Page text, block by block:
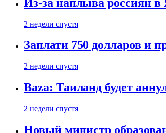
Из-за наплыва россиян
2 недели спустя
Заплати 750 долларов и
2 недели спустя
Baza: Таиланд будет
2 недели спустя
Новый министр